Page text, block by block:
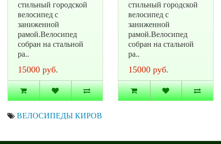
стильный городской
велосипед с
заниженной
рамой.Велосипед
собран на стальной
ра..
15000 руб.
стильный городской
велосипед с
заниженной
рамой.Велосипед
собран на стальной
ра..
15000 руб.
ВЕЛОСИПЕДЫ КИРОВ